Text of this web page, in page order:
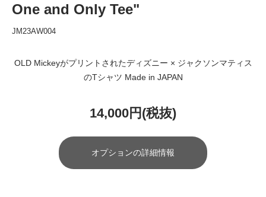
One and Only Tee"
JM23AW004
OLD Mickeyがプリントされたディズニー × ジャクソンマティス
のTシャツ Made in JAPAN
14,000円(税抜)
オプションの詳細情報